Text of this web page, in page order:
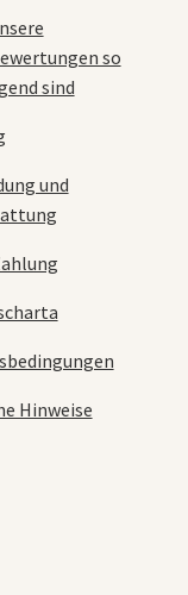
so
sind
und
Hinweise